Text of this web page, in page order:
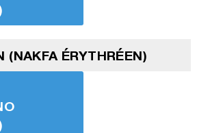
(NAKFA ÉRYTHRÉEN)